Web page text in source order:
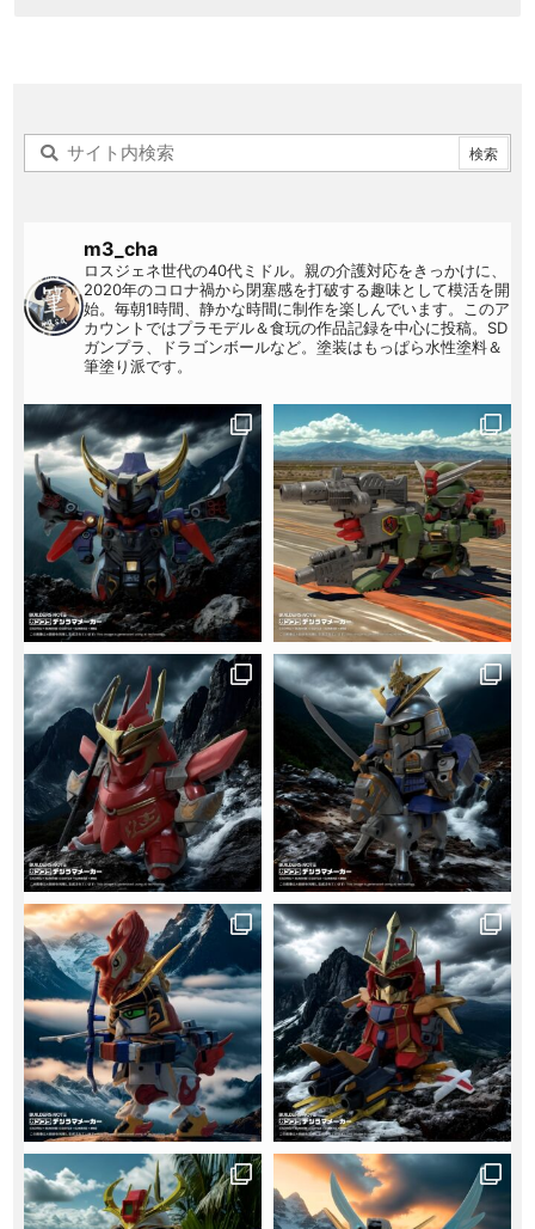
m3_cha
ロスジェネ世代の40代ミドル。親の介護対応をきっかけに、
2020年のコロナ禍から閉塞感を打破する趣味として模活を開
始。毎朝1時間、静かな時間に制作を楽しんでいます。このア
カウントではプラモデル＆食玩の作品記録を中心に投稿。SD
ガンプラ、ドラゴンボールなど。塗装はもっぱら水性塗料＆
筆塗り派です。